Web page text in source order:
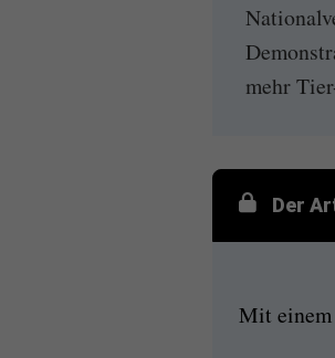
mehr
Der
Mit einem